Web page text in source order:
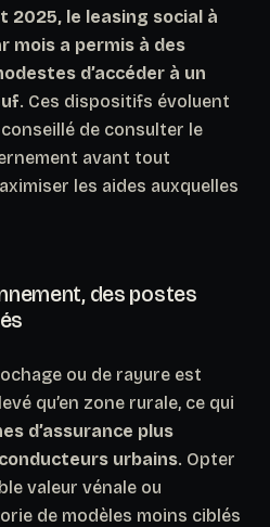
2025, le leasing social à
mois a permis à des
d’accéder à un
. Ces dispositifs évoluent
de consulter le
avant tout
les aides auxquelles
des postes
ou de rayure est
qu’en zone rurale, ce qui
d’assurance plus
urbains. Opter
valeur vénale ou
de modèles moins ciblés